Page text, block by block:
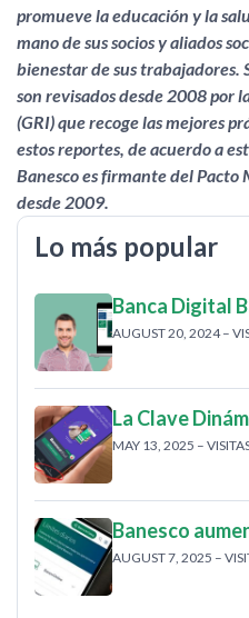
promueve la educación y la
mano de sus socios y aliados
bienestar de sus trabajadores.
son revisados desde 2008 por
(GRI) que recoge las mejores
estos reportes, de acuerdo a
Banesco es firmante del Pacto
desde 2009.
Lo más popular
Banca Digital
AUGUST 20, 2024 –
La Clave
MAY 13, 2025 –
Banesco
AUGUST 7, 2025 –